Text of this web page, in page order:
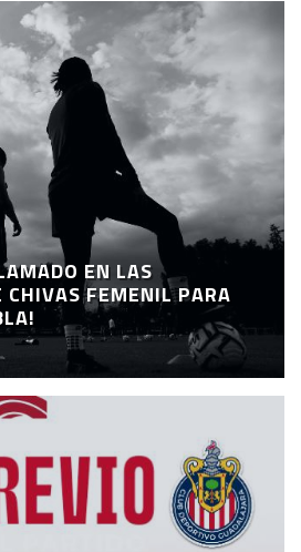
EN LAS
CHIVAS FEMENIL PARA